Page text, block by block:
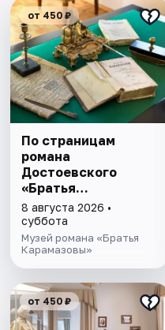
от 450 ₽
По страницам
романа
Достоевского
«Братья
Карамазовы»
8 августа 2026 •
суббота
Музей романа «Братья
Карамазовы»
от 450 ₽